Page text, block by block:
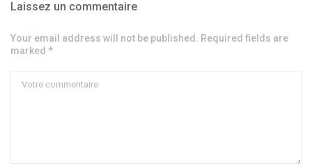
Laissez un commentaire
Your email address will not be published. Required fields are
marked *